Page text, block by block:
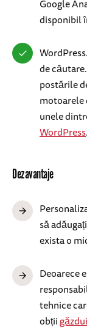
Google
disponibil
de
postările
motoarele
unele
WordPress.
Dezavantaje
să
exista o
Deoarece
tehnice
obții